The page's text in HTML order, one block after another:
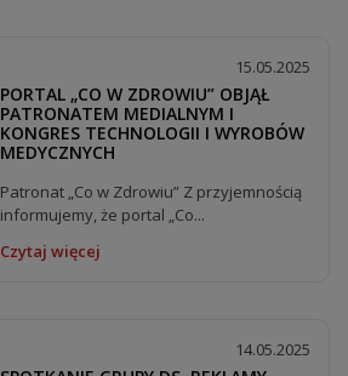
15.05.2025
PORTAL „CO W ZDROWIU” OBJĄŁ
PATRONATEM MEDIALNYM I
KONGRES TECHNOLOGII I WYROBÓW
MEDYCZNYCH
Patronat „Co w Zdrowiu” Z przyjemnością
informujemy, że portal „Co...
Czytaj więcej
14.05.2025